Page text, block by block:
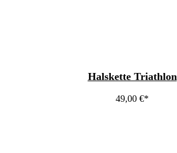
Halskette Triathlon
49,00 €